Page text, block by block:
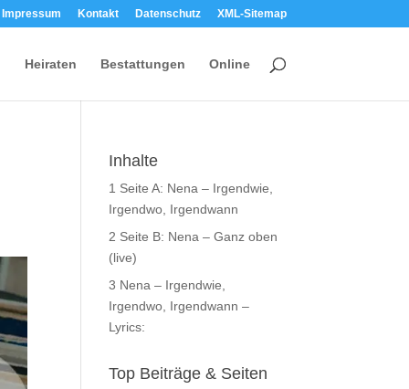
Impressum Kontakt Datenschutz XML-Sitemap
Heiraten Bestattungen Online
Inhalte
1 Seite A: Nena – Irgendwie,
Irgendwo, Irgendwann
2 Seite B: Nena – Ganz oben
(live)
3 Nena – Irgendwie,
Irgendwo, Irgendwann –
Lyrics:
Top Beiträge & Seiten